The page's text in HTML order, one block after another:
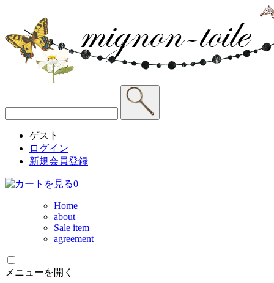
ゲスト
ログイン
新規会員登録
0
Home
about
Sale item
agreement
メニューを開く